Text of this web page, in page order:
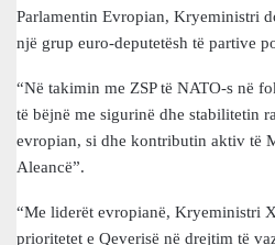
Parlamentin Evropian, Kryeministri
një grup euro-deputetësh të partive
“Në takimin me ZSP të NATO-s në
të bëjnë me sigurinë dhe stabilitetin
evropian, si dhe kontributin aktiv të
Aleancë”.
“Me liderët evropianë, Kryeministri
prioritetet e Qeverisë në drejtim të